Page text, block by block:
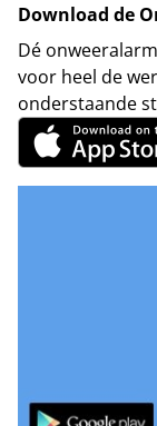
Download de
Dé
voor heel de
onderstaande